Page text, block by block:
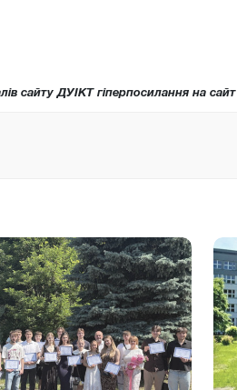
сайту ДУІКТ гіперпосилання на сайт